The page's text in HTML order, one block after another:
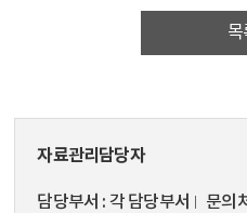
목
자료관리담당자
담당부서 각 담당부서 문의